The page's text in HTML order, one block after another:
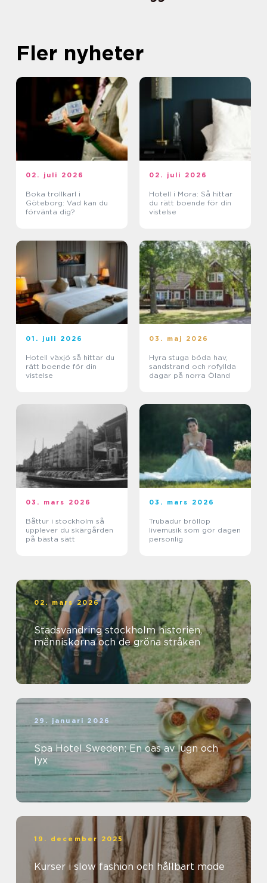
Fler nyheter
02. juli 2026
Boka trollkarl i
Göteborg: Vad kan du
förvänta dig?
02. juli 2026
Hotell i Mora: Så hittar
du rätt boende för din
vistelse
01. juli 2026
Hotell växjö så hittar du
rätt boende för din
vistelse
03. maj 2026
Hyra stuga böda hav,
sandstrand och rofyllda
dagar på norra Öland
03. mars 2026
Båttur i stockholm så
upplever du skärgården
på bästa sätt
03. mars 2026
Trubadur bröllop
livemusik som gör dagen
personlig
02. mars 2026
Stadsvandring stockholm historien,
människorna och de gröna stråken
29. januari 2026
Spa Hotel Sweden: En oas av lugn och
lyx
19. december 2025
Kurser i slow fashion och hållbart mode